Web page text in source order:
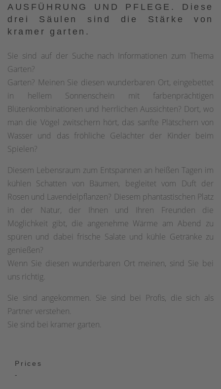
AUSFÜHRUNG UND PFLEGE. Diese
drei Säulen sind die Stärke von
kramer garten.
Sie sind auf der Suche nach Informationen zum Thema
Garten?
Garten? Meinen Sie diesen wunderbaren Ort, eingebettet
in hellem Sonnenschein mit farbenprächtigen
Blütenkombinationen und herrlichen Aussichten? Dort, wo
man die Vögel zwitschern hört, das sanfte Plätschern von
Wasser und das fröhliche Gelächter der Kinder beim
Spielen?
Diesem Lebensraum zum Entspannen an heißen Tagen im
kühlen Schatten von Bäumen, begleitet vom Duft der
Rosen und Lavendelpflanzen? Diesem phantastischen Platz
in der Natur, der Ihnen und Ihren Freunden die
Möglichkeit gibt, die angenehme Wärme am Abend zu
spüren und dabei frische Salate und kühle Getränke zu
genießen?
Wenn Sie diesen wunderbaren Ort meinen, sind Sie bei
uns richtig.
Sie sind angekommen. Sie sind bei Profis, die sich als
Partner verstehen.
Sie sind bei kramer garten.
Prices
-